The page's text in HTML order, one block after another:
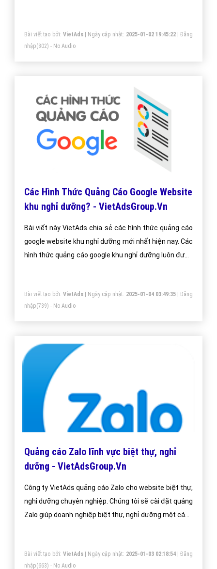
hiệu quả.
Bài viết tạo bởi: VietAds| Ngày cập nhật: 2025-01-02 19:45:22|Đăng
nhập(802) - No Audio
Các Hình Thức Quảng Cáo Google Website
khu nghỉ dưỡng? - VietAdsGroup.Vn
Bài viết này VietAds chia sẻ các hình thức quảng cáo
google website khu nghỉ dưỡng mới nhất hiện nay. Các
hình thức quảng cáo google khu nghỉ dưỡng luôn được
Bài viết tạo bởi: VietAds| Ngày cập nhật: 2025-01-04 03:49:35|Đăng
nhập(739) - No Audio
Quảng cáo Zalo lĩnh vực biệt thự, nghỉ
dưỡng - VietAdsGroup.Vn
Công ty VietAds quảng cáo Zalo cho website biệt thự,
nghỉ dưỡng chuyên nghiệp. Chúng tôi sẽ cài đặt quảng
Zalo giúp doanh nghiệp biệt thự, nghỉ dưỡng một cách
Zalo.
Bài viết tạo bởi: VietAds| Ngày cập nhật: 2025-01-03 02:18:54|Đăng
nhập(663) - No Audio